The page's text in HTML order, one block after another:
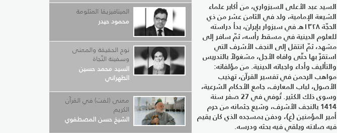
السيد عبد الأعلى السبزواري، من أكابر علماء
الشيعة الإمامية، ولد في الثامن عشر من ذي
الحجّة ١٣٢٨ﻫـ في سبزوار بإيران، بدأ دراسته
للعلوم الدينية في مسقط رأسه، ثمّ سافر إلى
مشهد، ثمّ انتقل إلى النجف الأشرف التي
استقرّ بها حتّى وافاه الأجل، مشغولاً بالتدريس
والتأليف وأداء واجباته الدينية. من مؤلفاته:
مواهب الرحمن في تفسير القرآن، تهذيب
الأصول، لباب المعارف، جامع الأحكام الشرعية،
وسوى ذلك الكثير. تُوفي في 27 صفر سنة
1414 بالنجف الأشرف، وشيع جثمانه من حرم
أمير المؤمنين (ع)، ودفن بمسجده الذي كان يقيم
فيه صلاته ويلقي فيه بحثه ودرسه.
الميتافيزيقا المثلومة
محمود حيدر
نوح الحقيقة والمعنى
وسفينة النّجاة
السيد محمد حسين
الطهراني
معنى (لفت) في القرآن
الكريم
الشيخ حسن المصطفوي